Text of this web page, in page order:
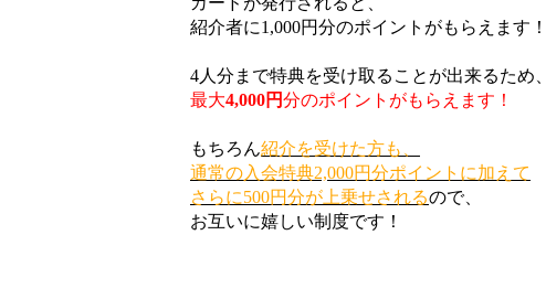
紹介者に1,000円分のポイントがもらえます！
4人分まで特典を受け取ることが出来るため、
最大4,000円分のポイントがもらえます！
もちろん紹介を受けた方も、
通常の入会特典2,000円分ポイントに加えて
さらに500円分が上乗せされるので、
お互いに嬉しい制度です！